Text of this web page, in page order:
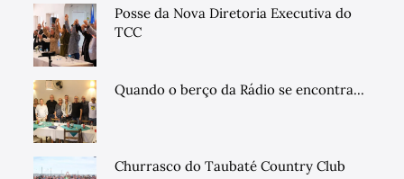
Posse da Nova Diretoria Executiva do
TCC
Quando o berço da Rádio se encontra...
Churrasco do Taubaté Country Club